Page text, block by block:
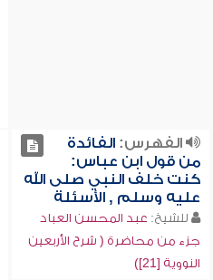
الفهرس:الفائدة
من قول ابن عباس:
كنت خلف النبي صلى الله
عليه وسلم , الأسئلة
للشيخ: عبد المحسن العباد
جزء من محاضرة ( شرح الأربعين
النووية [21])